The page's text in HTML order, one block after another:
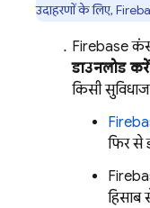
उदाहरणों के लिए,
Firebase
डाउनलोड करें
किसी
फिर से
हिसाब